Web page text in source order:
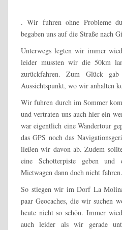
. Wir fuhren ohne Probleme
begaben uns auf die Straße nach
Unterwegs legten wir immer
leider mussten wir die 50km
zurückfahren. Zum Glück
Aussichtspunkt, wo wir anhalten
Wir fuhren durch im Sommer
und vertraten uns auch hier ein
war eigentlich eine Wandertour
das GPS noch das
ließen wir davon ab. Zudem
eine Schotterpiste geben
Mietwagen dann doch nicht fahren.
So stiegen wir im Dorf La
paar Geocaches, die wir suchen
heute nicht so schön. Immer
auch leider als wir gerade